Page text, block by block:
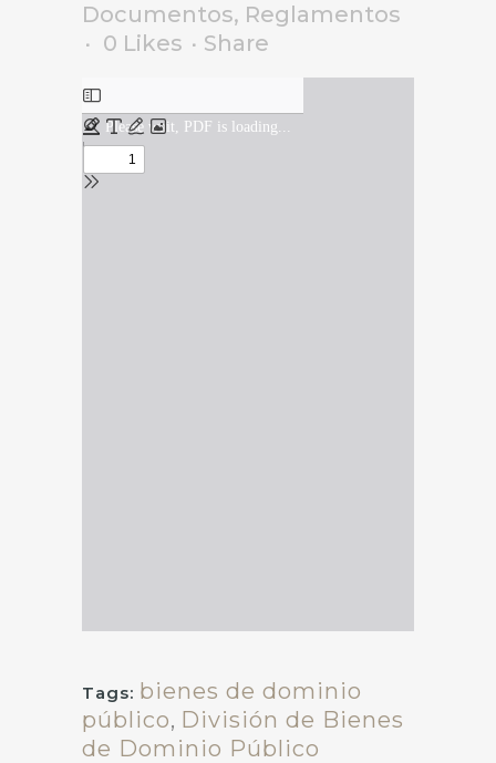
Documentos, Reglamentos
0 Likes Share
Tags: bienes de dominio
público, División de Bienes
de Dominio Público